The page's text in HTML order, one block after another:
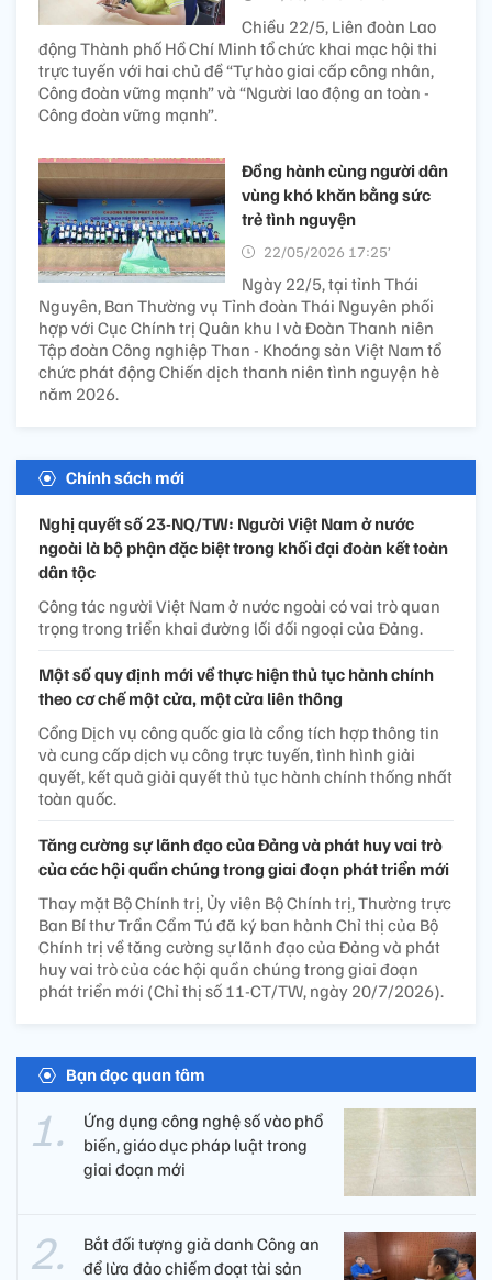
Chiều 22/5, Liên đoàn Lao
động Thành phố Hồ Chí Minh tổ chức khai mạc hội thi
trực tuyến với hai chủ đề “Tự hào giai cấp công nhân,
Công đoàn vững mạnh” và “Người lao động an toàn -
Công đoàn vững mạnh”.
Đồng hành cùng người dân
vùng khó khăn bằng sức
trẻ tình nguyện
22/05/2026 17:25’
Ngày 22/5, tại tỉnh Thái
Nguyên, Ban Thường vụ Tỉnh đoàn Thái Nguyên phối
hợp với Cục Chính trị Quân khu I và Đoàn Thanh niên
Tập đoàn Công nghiệp Than - Khoáng sản Việt Nam tổ
chức phát động Chiến dịch thanh niên tình nguyện hè
năm 2026.
Chính sách mới
Nghị quyết số 23-NQ/TW: Người Việt Nam ở nước
ngoài là bộ phận đặc biệt trong khối đại đoàn kết toàn
dân tộc
Công tác người Việt Nam ở nước ngoài có vai trò quan
trọng trong triển khai đường lối đối ngoại của Đảng.
Một số quy định mới về thực hiện thủ tục hành chính
theo cơ chế một cửa, một cửa liên thông
Cổng Dịch vụ công quốc gia là cổng tích hợp thông tin
và cung cấp dịch vụ công trực tuyến, tình hình giải
quyết, kết quả giải quyết thủ tục hành chính thống nhất
toàn quốc.
Tăng cường sự lãnh đạo của Đảng và phát huy vai trò
của các hội quần chúng trong giai đoạn phát triển mới
Thay mặt Bộ Chính trị, Ủy viên Bộ Chính trị, Thường trực
Ban Bí thư Trần Cẩm Tú đã ký ban hành Chỉ thị của Bộ
Chính trị về tăng cường sự lãnh đạo của Đảng và phát
huy vai trò của các hội quần chúng trong giai đoạn
phát triển mới (Chỉ thị số 11-CT/TW, ngày 20/7/2026).
Bạn đọc quan tâm
Ứng dụng công nghệ số vào phổ
biến, giáo dục pháp luật trong
giai đoạn mới
Bắt đối tượng giả danh Công an
để lừa đảo chiếm đoạt tài sản